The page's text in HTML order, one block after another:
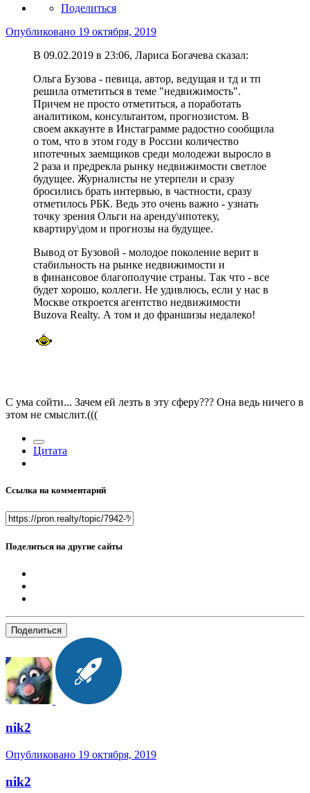
Поделиться
Опубликовано 19 октября, 2019
В 09.02.2019 в 23:06, Лариса Богачева сказал:
Ольга Бузова - певица, автор, ведущая и тд и тп
решила отметиться в теме "недвижимость".
Причем не просто отметиться, а поработать
аналитиком, консультантом, прогнозистом. В
своем аккаунте в Инстаграмме радостно сообщила
о том, что в этом году в России количество
ипотечных заемщиков среди молодежи выросло в
2 раза и предрекла рынку недвижимости светлое
будущее. Журналисты не утерпели и сразу
бросились брать интервью, в частности, сразу
отметилось РБК. Ведь это очень важно - узнать
точку зрения Ольги на аренду\ипотеку,
квартиру\дом и прогнозы на будущее.
Вывод от Бузовой - молодое поколение верит в
стабильность на рынке недвижимости и
в финансовое благополучие страны. Так что - все
будет хорошо, коллеги. Не удивлюсь, если у нас в
Москве откроется агентство недвижимости
Buzova Realty. А том и до франшизы недалеко!
С ума сойти... Зачем ей лезть в эту сферу??? Она ведь ничего в
этом не смыслит.(((
Цитата
Ссылка на комментарий
Поделиться на другие сайты
Поделиться
nik2
Опубликовано 19 октября, 2019
nik2